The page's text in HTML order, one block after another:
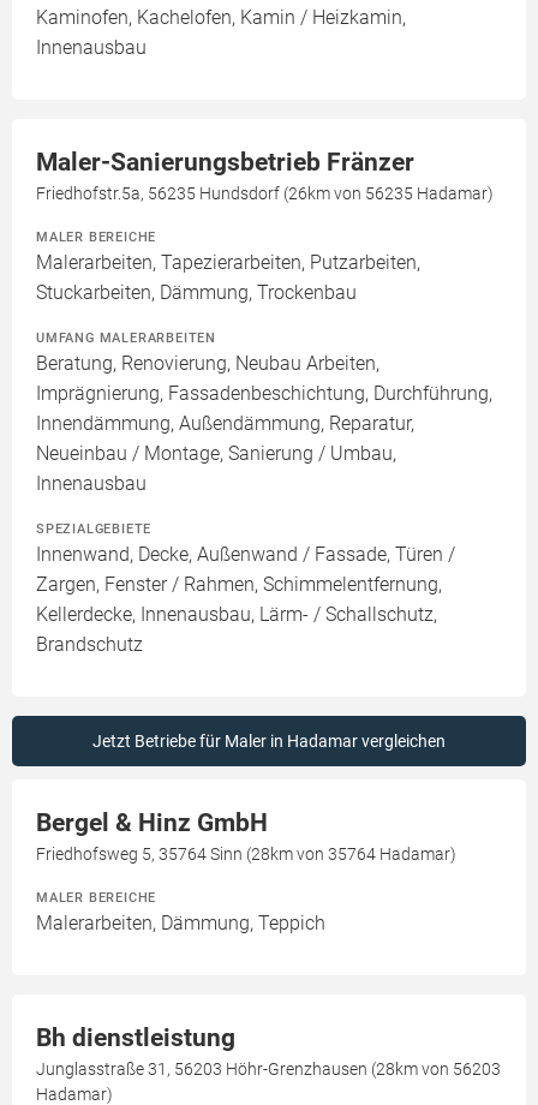
Kaminofen, Kachelofen, Kamin / Heizkamin,
Innenausbau
Maler-Sanierungsbetrieb Fränzer
Friedhofstr.5a, 56235 Hundsdorf (26km von 56235 Hadamar)
MALER BEREICHE
Malerarbeiten, Tapezierarbeiten, Putzarbeiten,
Stuckarbeiten, Dämmung, Trockenbau
UMFANG MALERARBEITEN
Beratung, Renovierung, Neubau Arbeiten,
Imprägnierung, Fassadenbeschichtung, Durchführung,
Innendämmung, Außendämmung, Reparatur,
Neueinbau / Montage, Sanierung / Umbau,
Innenausbau
SPEZIALGEBIETE
Innenwand, Decke, Außenwand / Fassade, Türen /
Zargen, Fenster / Rahmen, Schimmelentfernung,
Kellerdecke, Innenausbau, Lärm- / Schallschutz,
Brandschutz
Jetzt Betriebe für Maler in Hadamar vergleichen
Bergel & Hinz GmbH
Friedhofsweg 5, 35764 Sinn (28km von 35764 Hadamar)
MALER BEREICHE
Malerarbeiten, Dämmung, Teppich
Bh dienstleistung
Junglasstraße 31, 56203 Höhr-Grenzhausen (28km von 56203
Hadamar)